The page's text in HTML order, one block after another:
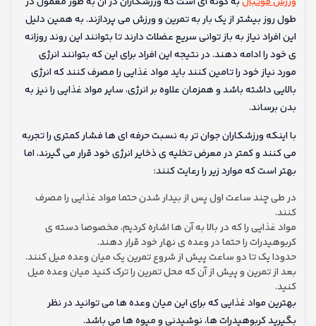
طول روز بیشتر از یک بار به تمرین و ورزش می پردازند. به همین دلیل
این افراد نیاز به باز توانی سریع عضلات دارند تا بتوانند این روند روزانه
ی خود را ادامه دهند. در نتیجه این افراد برای این که بتوانند انرژی
مورد نیاز خود را تامین کنند باید مواد غذایی را مصرف کنند که انرژی
بالایی داشته باشد و همزمان علاوه بر انرژی، سایر مواد غذایی را نیز به
بدن برساند.
با اینکه ورزشکاران جوان تر به نسبت حرفه ای ها فشار کمتری را تجربه
می کنند و کمتر در معرض تخلیه ی ذخایر انرژی خود قرار می گیرند، اما
بهتر است که موارد زیر را رعایت کنند:
در طی چند ساعت اول پس از بیدار شدن حتما مواد غذایی را مصرف
کنند.
مواد غذایی را که در بالا به آن ها اشاره کردیم، مخصوصا دسته ی
کربوهیدرات را حتما در وعده ی نهار خود قرار دهند.
حدودا یک تا دو ساعت پیش از شروع تمرین یک میان وعده میل کنند.
بعد از تمرین و پیش از آن که محل تمرین را ترک کنید میان وعده میل
کنید.
بهترین مواد غذایی که برای این میان وعده ها می توانید در نظر
بگیرید کربوهیدرات ها، نوشیدنی و میوه ها می باشد.